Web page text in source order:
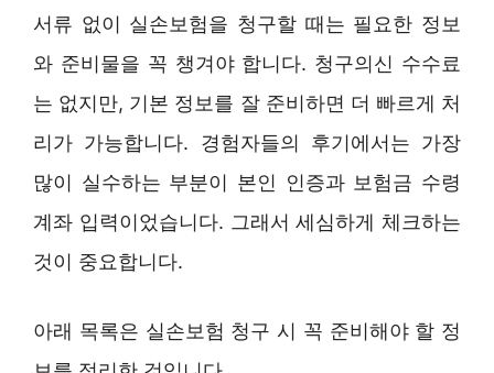
서류 없이 실손보험을 청구할 때는 필요한 정보
와 준비물을 꼭 챙겨야 합니다. 청구의신 수수료
는 없지만, 기본 정보를 잘 준비하면 더 빠르게 처
리가 가능합니다. 경험자들의 후기에서는 가장
많이 실수하는 부분이 본인 인증과 보험금 수령
계좌 입력이었습니다. 그래서 세심하게 체크하는
것이 중요합니다.
아래 목록은 실손보험 청구 시 꼭 준비해야 할 정